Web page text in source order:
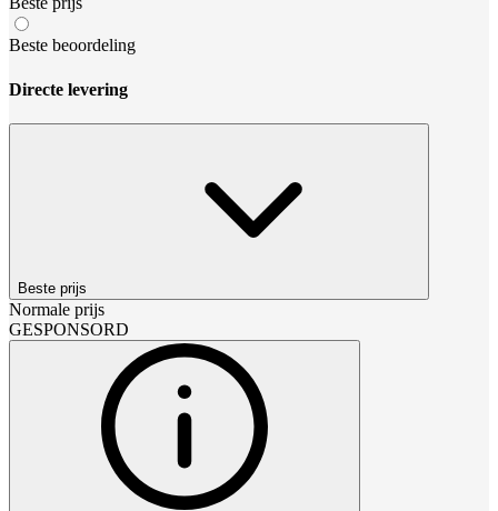
Beste beoordeling
Directe levering
Beste prijs
Normale prijs
GESPONSORD